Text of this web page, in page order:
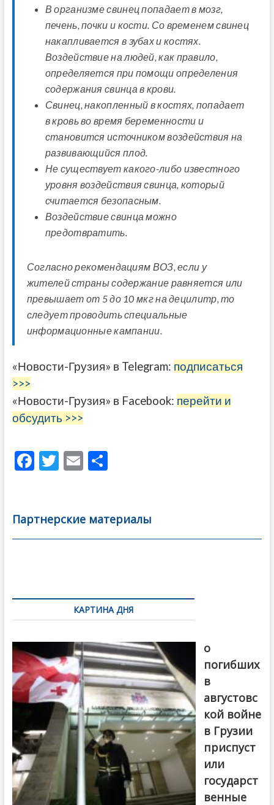
В организме свинец попадает в мозг,
печень, почки и кости. Со временем свинец
накапливается в зубах и костях.
Воздействие на людей, как правило,
определяется при помощи определения
содержания свинца в крови.
Свинец, накопленный в костях, попадает
в кровь во время беременности и
становится источником воздействия на
развивающийся плод.
Не существует какого-либо известного
уровня воздействия свинца, который
считается безопасным.
Воздействие свинца можно
предотвратить.
Согласно рекомендациям ВОЗ, если у
жителей страны содержание равняется или
превышает от 5 до 10 мкг на децилитр, то
следует проводить специальные
информационные кампании.
«Новости-Грузия» в Telegram: подписаться
>>>
«Новости-Грузия» в Facebook: перейти и
обсудить >>>
F
b
o
T
er
E
l
О
а
в
Партнерские материалы
по
записямКАРТИНА ДНЯ
о
погибших
в
августовс
кой войне
в Грузии
приспуст
или
государст
венные